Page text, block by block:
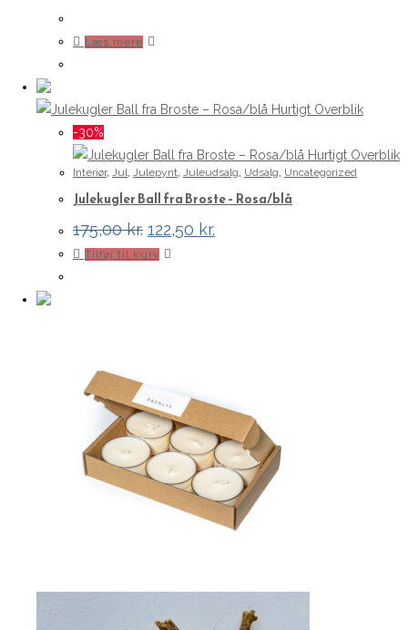
Læs mere
Hurtigt Overblik
-30%
Hurtigt Overblik
Interiør, Jul, Julepynt, Juleudsalg, Udsalg, Uncategorized
Julekugler Ball fra Broste – Rosa/blå
175,00kr. Den
oprindelige
pris
122,50 kr.
aktuelle
Tilføj til kurv